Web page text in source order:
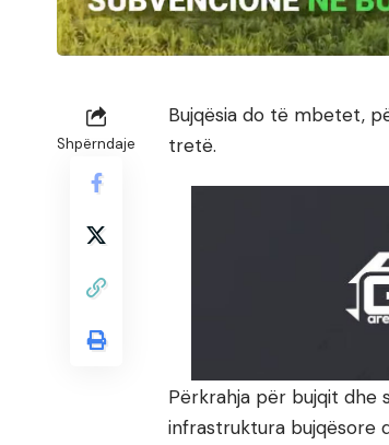
Shpërndaje
Bujqësia do të mbetet,
tretë.
Përkrahja për bujqit dhe
infrastruktura bujqësore